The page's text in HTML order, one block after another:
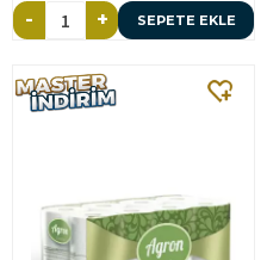
- + SEPETE EKLE